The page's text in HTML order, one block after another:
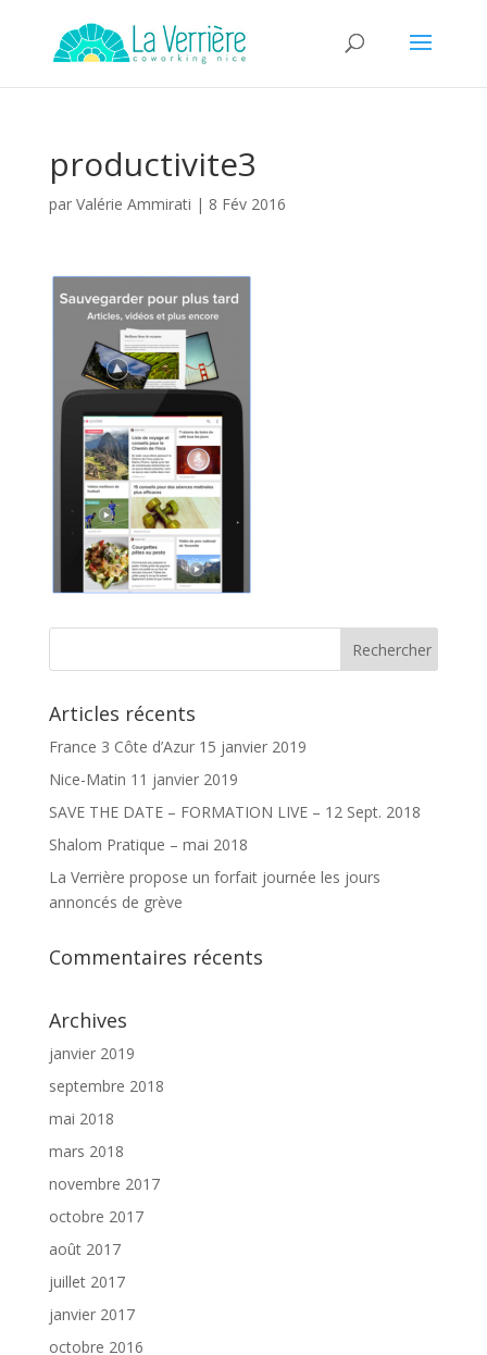
productivite3
par Valérie Ammirati | 8 Fév 2016
Articles récents
France 3 Côte d’Azur 15 janvier 2019
Nice-Matin 11 janvier 2019
SAVE THE DATE – FORMATION LIVE – 12 Sept. 2018
Shalom Pratique – mai 2018
La Verrière propose un forfait journée les jours
annoncés de grève
Commentaires récents
Archives
janvier 2019
septembre 2018
mai 2018
mars 2018
novembre 2017
octobre 2017
août 2017
juillet 2017
janvier 2017
octobre 2016